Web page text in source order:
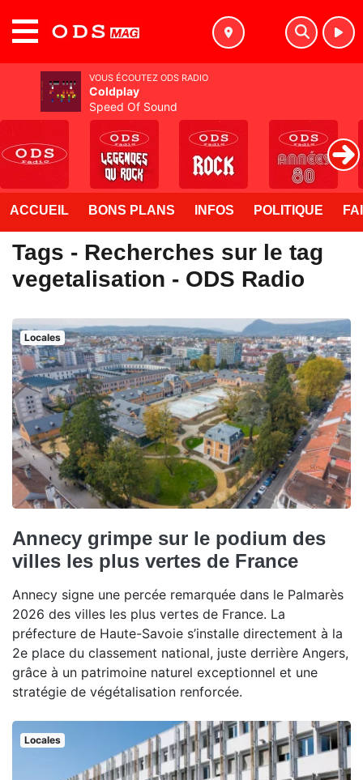
ACCUEIL BONS PLANS INFOS POLITIQUE
Tags - Recherches sur le tag
vegetalisation - ODS Radio
Locales
Annecy grimpe sur le podium des
villes les plus vertes de France
Annecy signe une percée remarquée dans le Palmarès
2026 des villes les plus vertes de France. La
préfecture de Haute-Savoie s’installe directement à la
2e place du classement national, juste derrière Angers,
grâce à un patrimoine naturel exceptionnel et une
stratégie de végétalisation renforcée.
Locales
VOUS ÉCOUTEZ ODS RADIO
Coldplay
Speed Of Sound